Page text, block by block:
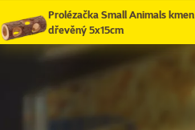
Prolézačka Small Animals kmen
dřevěný 5x15cm